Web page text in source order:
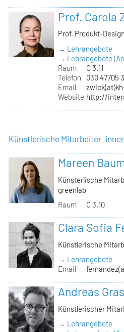
Prof. Carola
Prof. Produkt-Design
→ Lehrangebote
→ Lehrangebote
Raum
C 3.11
Telefon
030 47705
Email
Website http://
Künstlerische
Mareen
Künsterlische
greenlab
Raum
C 3.10
Clara Sofia
Künstlerische
→ Lehrangebote
Email
Andreas
Künstlerischer
→ Lehrangebote